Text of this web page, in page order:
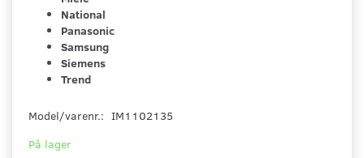
National
Panasonic
Samsung
Siemens
Trend
Model/varenr.: IM1102135
På lager